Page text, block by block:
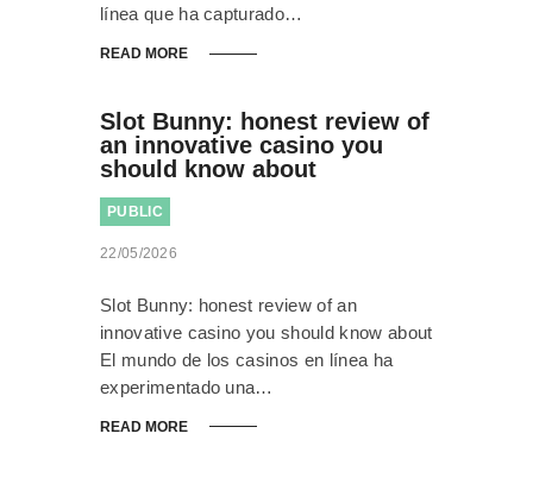
línea que ha capturado…
READ MORE
Slot Bunny: honest review of
an innovative casino you
should know about
PUBLIC
22/05/2026
Slot Bunny: honest review of an
innovative casino you should know about
El mundo de los casinos en línea ha
experimentado una…
READ MORE